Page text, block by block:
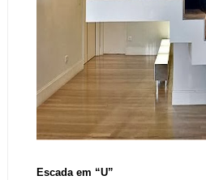
Escada em “U”